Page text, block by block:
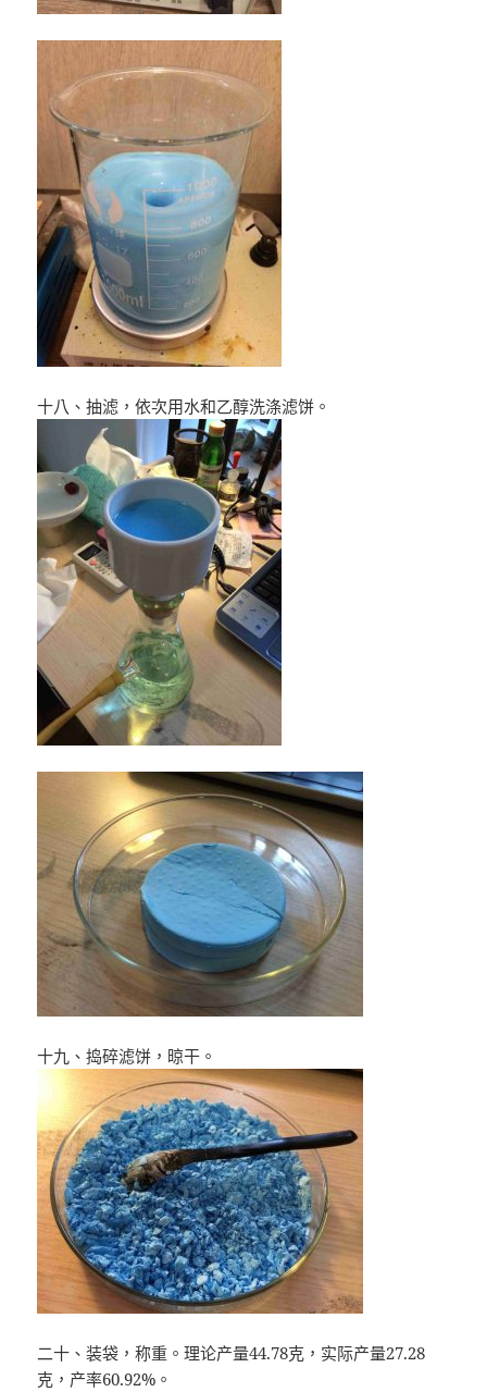
十八、抽滤，依次用水和乙醇洗涤滤饼。
十九、捣碎滤饼，晾干。
二十、装袋，称重。理论产量44.78克，实际产量27.28
克，产率60.92%。